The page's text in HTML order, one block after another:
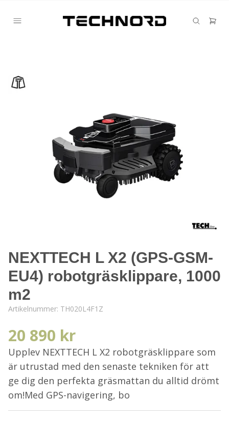
NEXTTECH L X2 (GPS-GSM-
EU4) robotgräsklippare, 1000
m2
Artikelnummer: TH020L4F1Z
20 890 kr
Upplev NEXTTECH L X2 robotgräsklippare som
är utrustad med den senaste tekniken för att
ge dig den perfekta gräsmattan du alltid drömt
om!Med GPS-navigering, bo